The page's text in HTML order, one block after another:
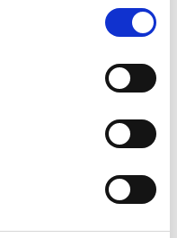
danych
(e-mail) newslettera
i możliwościach ich